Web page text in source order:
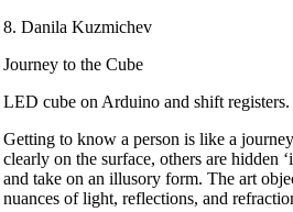
8. Danila Kuzmichev
Journey to the Cube
LED cube on Arduino and shift
Getting to know a person is like a
clearly on the surface, others are hidden
and take on an illusory form. The art
nuances of light, reflections, and